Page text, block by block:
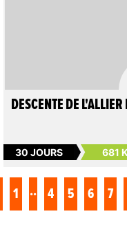
DESCENTE DE
30 JOURS 681
1 .. 4 5 6 7